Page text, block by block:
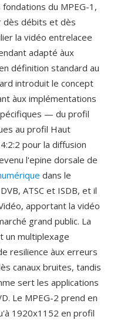
du MPEG-1,
dès débits et dès
la vidéo entrelacee
adapté àux
définition standard au
introduit le concept
àux implémentations
— du profil
au profil Haut
pour la diffusion
l'epine dorsale de
dans le
ATSC et ISDB, et il
apportant la vidéo
grand public. La
un multiplexage
resilience àux erreurs
canaux bruites, tandis
sert les applications
Le MPEG-2 prend en
1920x1152 en profil